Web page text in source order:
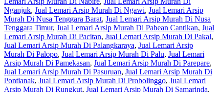
Nganjuk, Jual Lemari Arsip Murah Di Ngawi, Jual Lemari Arsip
Murah Di Nusa Tenggara Barat, Jual Lemari Arsip Murah Di Nusa
Tenggara Timur, Jual Lemari Arsip Murah Di Pabean Cantikan, Jual
Lemari Arsip Murah Di Pacitan, Jual Lemari Arsip Murah Di Pakal,
Jual Lemari Arsip Murah Di Palangkaraya, Jual Lemari Arsip
Murah Di Palopo, Jual Lemari Arsip Murah Di Palu, Jual Lemari
Arsip Murah Di Pamekasan, Jual Lemari Arsip Murah Di Parepare,
Jual Lemari Arsip Murah Di Pasuruan, Jual Lemari Arsip Murah Di
Pontianak, Jual Lemari Arsip Murah Di Probolinggo, Jual Lemari
Arsip Murah Di Rungkut, Jual Lemari Arsip Murah Di Samarinda,